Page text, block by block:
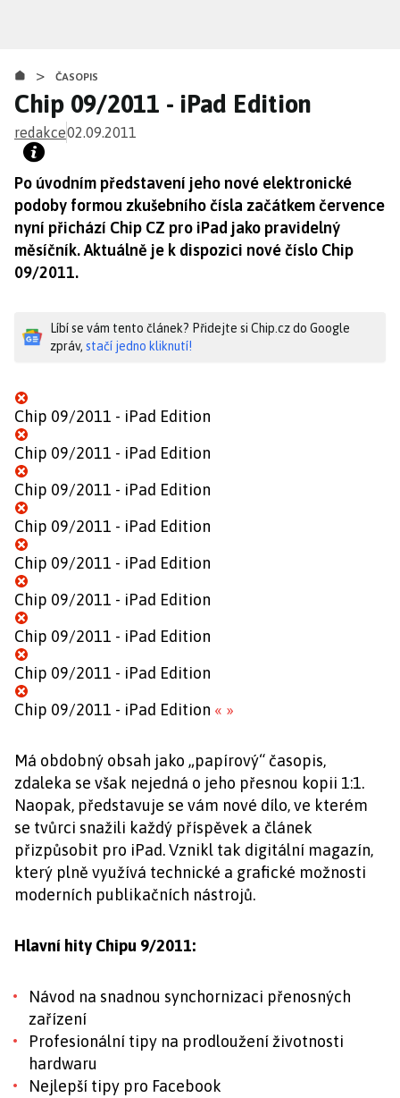
obsahu
> ČASOPIS
Chip 09/2011 - iPad Edition
redakce02.09.2011
Po úvodním představení jeho nové elektronické
podoby formou zkušebního čísla začátkem července
nyní přichází Chip CZ pro iPad jako pravidelný
měsíčník. Aktuálně je k dispozici nové číslo Chip
09/2011.
Líbí se vám tento článek? Přidejte si Chip.cz do Google
zpráv, stačí jedno kliknutí!
Chip 09/2011 - iPad Edition
Chip 09/2011 - iPad Edition
Chip 09/2011 - iPad Edition
Chip 09/2011 - iPad Edition
Chip 09/2011 - iPad Edition
Chip 09/2011 - iPad Edition
Chip 09/2011 - iPad Edition
Chip 09/2011 - iPad Edition
Chip 09/2011 - iPad Edition « »
Má obdobný obsah jako „papírový“ časopis,
zdaleka se však nejedná o jeho přesnou kopii 1:1.
Naopak, představuje se vám nové dílo, ve kterém
se tvůrci snažili každý příspěvek a článek
přizpůsobit pro iPad. Vznikl tak digitální magazín,
který plně využívá technické a grafické možnosti
moderních publikačních nástrojů.
Hlavní hity Chipu 9/2011:
Návod na snadnou synchornizaci přenosných
zařízení
Profesionální tipy na prodloužení životnosti
hardwaru
Nejlepší tipy pro Facebook